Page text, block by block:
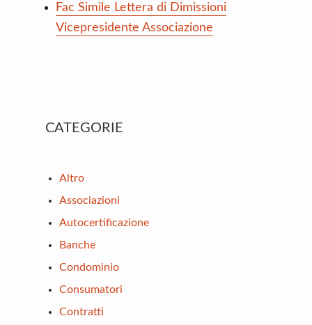
Fac Simile Lettera di Dimissioni
Vicepresidente Associazione
Primary
CATEGORIE
Altro
Associazioni
Autocertificazione
Banche
Condominio
Consumatori
Contratti